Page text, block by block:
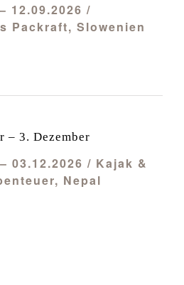
12.09.2026 /
Packraft, Slowenien
03.12.2026 / Kajak &
Nepal
– 3. Dezember